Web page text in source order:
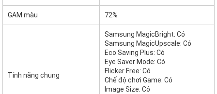
GAM màu 72%
Tính năng chung
Samsung MagicBright: Có
Samsung MagicUpscale: Có
Eco Saving Plus: Có
Eye Saver Mode: Có
Flicker Free: Có
Chế độ chơi Game: Có
Image Size: Có